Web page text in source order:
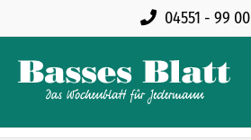
04551 - 99